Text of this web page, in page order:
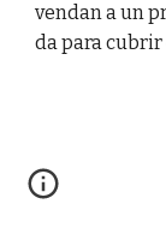
vendan a un
da para cubrir